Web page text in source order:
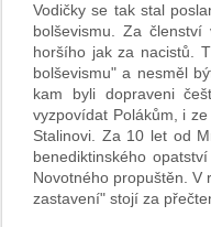
Vodičky se tak stal
bolševismu. Za
horšího jak za nacistů.
bolševismu" a nesměl
kam byli dopraveni
vyzpovídat Polákům, i
Stalinovi. Za 10 let od
benediktinského
Novotného propuštěn. V
zastavení" stojí za